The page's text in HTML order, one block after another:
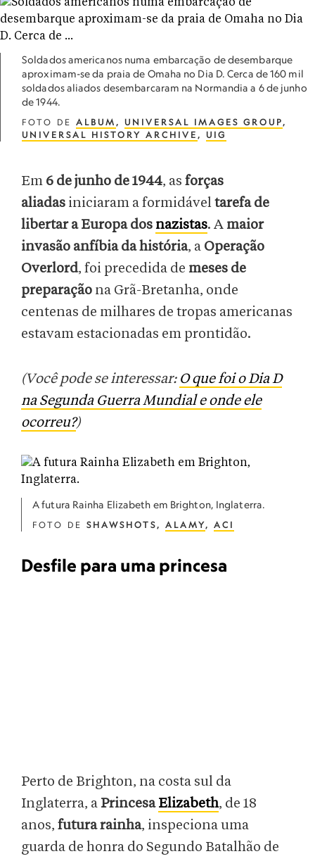
Soldados americanos numa embarcação de desembarque
aproximam-se da praia de Omaha no Dia D. Cerca de 160 mil
soldados aliados desembarcaram na Normandia a 6 de junho
de 1944.
FOTO DE ALBUM , UNIVERSAL IMAGES GROUP,
UNIVERSAL HISTORY ARCHIVE , UIG
Em 6 de junho de 1944, as forças
aliadas iniciaram a formidáveltarefa de
libertar a Europa dos nazistas. A maior
invasão anfíbia da história, a Operação
Overlord, foi precedida de meses de
preparação na Grã-Bretanha, onde
centenas de milhares de tropas americanas
estavam estacionadas em prontidão.
(Você pode se interessar: O que foi o Dia D
na Segunda Guerra Mundial e onde ele
ocorreu?)
A futura Rainha Elizabeth em Brighton, Inglaterra.
FOTO DE SHAWSHOTS, ALAMY, ACI
Desfile para uma princesa
Perto de Brighton, na costa sul da
Inglaterra, a PrincesaElizabeth, de 18
anos, futura rainha, inspeciona uma
guarda de honra do Segundo Batalhão de